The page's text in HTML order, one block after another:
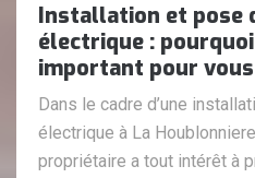
Installation et pose
électrique :
important pour vous
Dans le cadre d’une
électrique à La
propriétaire a tout intérêt à